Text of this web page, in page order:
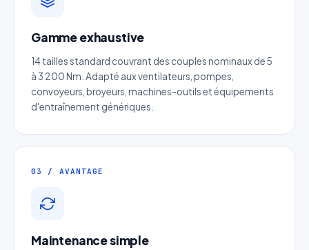
Gamme exhaustive
14 tailles standard couvrant des couples nominaux de 5
à 3 200 Nm. Adapté aux ventilateurs, pompes,
convoyeurs, broyeurs, machines-outils et équipements
d'entraînement génériques.
03 / AVANTAGE
Maintenance simple
Nom complet*
Entreprise
Email*
Téléphone *